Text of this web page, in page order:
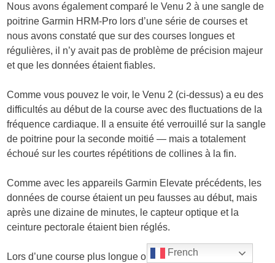
Nous avons également comparé le Venu 2 à une sangle de
poitrine Garmin HRM-Pro lors d’une série de courses et
nous avons constaté que sur des courses longues et
régulières, il n’y avait pas de problème de précision majeur
et que les données étaient fiables.
Comme vous pouvez le voir, le Venu 2 (ci-dessus) a eu des
difficultés au début de la course avec des fluctuations de la
fréquence cardiaque. Il a ensuite été verrouillé sur la sangle
de poitrine pour la seconde moitié — mais a totalement
échoué sur les courtes répétitions de collines à la fin.
Comme avec les appareils Garmin Elevate précédents, les
données de course étaient un peu fausses au début, mais
après une dizaine de minutes, le capteur optique et la
ceinture pectorale étaient bien réglés.
Lors d’une course plus longue où nous avons augmenté
French